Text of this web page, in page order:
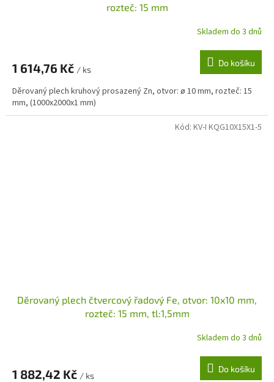
rozteč: 15 mm
Skladem do 3 dnů
1 614,76 Kč / ks
Do košíku
Děrovaný plech kruhový prosazený Zn, otvor: ø 10 mm, rozteč: 15
mm, (1000x2000x1 mm)
Děrovaný plech čtvercový řadový Fe, otvor: 10x10 mm,
rozteč: 15 mm, tl:1,5mm
Skladem do 3 dnů
1 882,42 Kč / ks
Do košíku
Kód: KV-I KQG10X15X1-5